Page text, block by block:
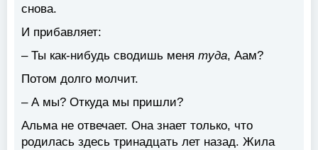
снова.
И прибавляет:
– Ты как-нибудь сводишь меня туда, Аам?
Потом долго молчит.
– А мы? Откуда мы пришли?
Альма не отвечает. Она знает только, что
родилась здесь тринадцать лет назад. Жила